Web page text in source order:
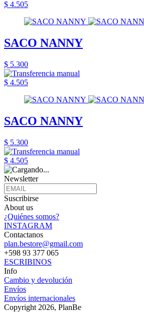
$ 4.505
SACO NANNY
$ 5.300
$ 4.505
SACO NANNY
$ 5.300
$ 4.505
Newsletter
Suscribirse
About us
¿Quiénes somos?
INSTAGRAM
Contactanos
plan.bestore@gmail.com
+598 93 377 065
ESCRIBINOS
Info
Cambio y devolución
Envíos
Envíos internacionales
Copyright 2026, PlanBe